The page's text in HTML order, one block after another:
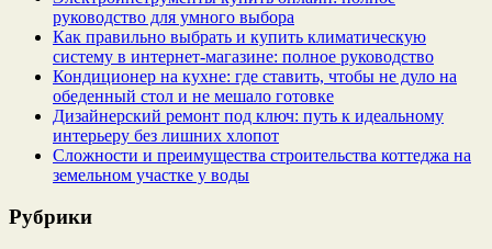
руководство для умного выбора
Как правильно выбрать и купить климатическую
систему в интернет‑магазине: полное руководство
Кондиционер на кухне: где ставить, чтобы не дуло на
обеденный стол и не мешало готовке
Дизайнерский ремонт под ключ: путь к идеальному
интерьеру без лишних хлопот
Сложности и преимущества строительства коттеджа на
земельном участке у воды
Рубрики